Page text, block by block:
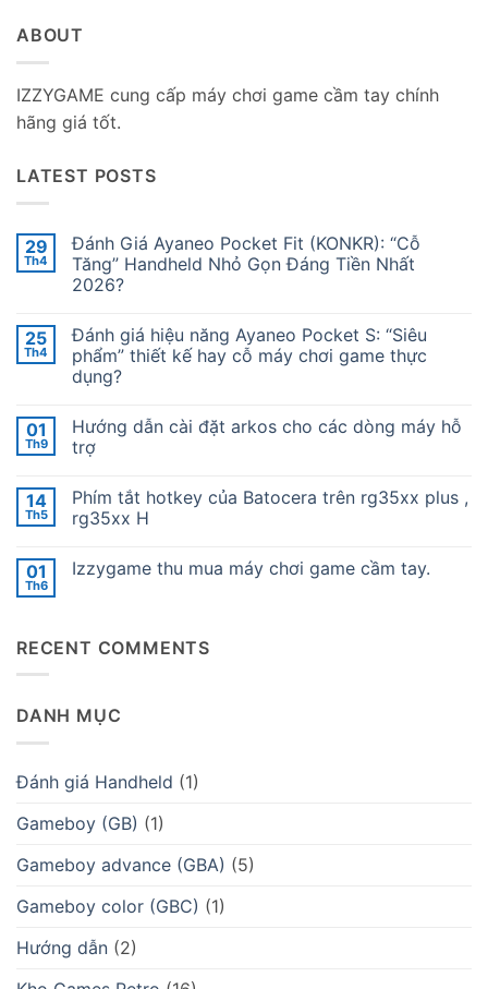
ABOUT
IZZYGAME cung cấp máy chơi game cầm tay chính
hãng giá tốt.
LATEST POSTS
29
Th4
Đánh Giá Ayaneo Pocket Fit (KONKR): “Cỗ
Tăng” Handheld Nhỏ Gọn Đáng Tiền Nhất
2026?
bình
luận
ở
Đánh
Giá
Pocket
Fit
(KONKR):
“Cỗ
Handheld
Nhỏ
Gọn
Đáng
Nhất
2026?
25
Th4
Đánh giá hiệu năng Ayaneo Pocket S: “Siêu
phẩm” thiết kế hay cỗ máy chơi game thực
dụng?
bình
luận
ở
hiệu
năng
Ayaneo
“Siêu
phẩm”
cỗ
máy
dụng?
01
Th9
Hướng dẫn cài đặt arkos cho các dòng máy hỗ
trợ
bình
luận
ở
cài
dòng
máy
14
Th5
Phím tắt hotkey của Batocera trên rg35xx plus ,
rg35xx H
bình
hotkey
của
plus
01
Th6
Izzygame thu mua máy chơi game cầm tay.
ở
chơi
RECENT COMMENTS
DANH MỤC
Đánh giá Handheld (1)
Gameboy (GB) (1)
Gameboy advance (GBA) (5)
Gameboy color (GBC) (1)
Hướng dẫn (2)